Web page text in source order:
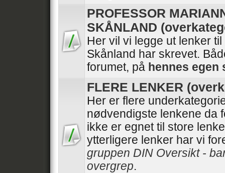
PROFESSOR
SKÅNLAND
Her vil vi legge ut lenker
Skånland har skrevet.
forumet, på hennes egen
FLERE LENKER
Her er flere
nødvendigste lenkene da
ikke er egnet til store
ytterligere lenker har vi
gruppen DIN Oversikt -
overgrep.